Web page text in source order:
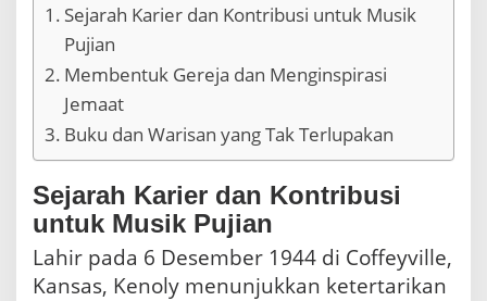
Sejarah Karier dan Kontribusi untuk Musik
Pujian
Membentuk Gereja dan Menginspirasi
Jemaat
Buku dan Warisan yang Tak Terlupakan
Sejarah Karier dan Kontribusi
untuk Musik Pujian
Lahir pada 6 Desember 1944 di Coffeyville,
Kansas, Kenoly menunjukkan ketertarikan